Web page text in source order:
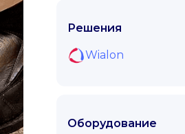
Решения
Wialon
Оборудование